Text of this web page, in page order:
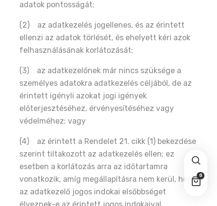
0
adatok pontosságát;
(2) az adatkezelés jogellenes, és az érintett
ellenzi az adatok törlését, és ehelyett kéri azok
felhasználásának korlátozását;
(3) az adatkezelőnek már nincs szüksége a
személyes adatokra adatkezelés céljából, de az
érintett igényli azokat jogi igények
előterjesztéséhez, érvényesítéséhez vagy
védelméhez; vagy
(4) az érintett a Rendelet 21. cikk (1) bekezdése
szerint tiltakozott az adatkezelés ellen; ez
esetben a korlátozás arra az időtartamra
vonatkozik, amíg megállapításra nem kerül, hogy
az adatkezelő jogos indokai elsőbbséget